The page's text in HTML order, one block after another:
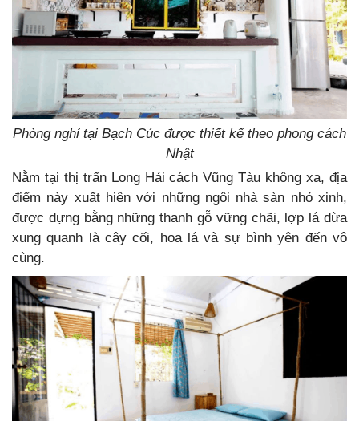
Phòng nghỉ tại Bạch Cúc được thiết kế theo phong cách
Nhật
Nằm tại thị trấn Long Hải cách Vũng Tàu không xa, địa
điểm này xuất hiên với những ngôi nhà sàn nhỏ xinh,
được dựng bằng những thanh gỗ vững chãi, lợp lá dừa
xung quanh là cây cối, hoa lá và sự bình yên đến vô
cùng.